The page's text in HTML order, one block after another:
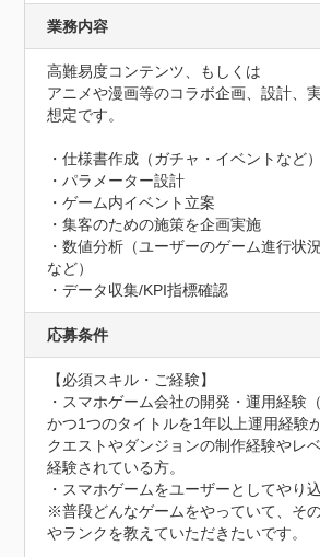
業務内容
高難易度コンテンツ、もしくは
アニメや漫画等のコラボ企画、設計、
想定です。
・仕様書作成（ガチャ・イベントなど）
・パラメーター設計
・ゲーム内イベント立案
・集客のための施策を企画実施
・数値分析（ユーザーのゲーム進行状
など）
・データ収集/KPI指標確認
応募条件
【必須スキル・ご経験】
・スマホゲーム会社の開発・運用経験
かつ1つのタイトルを1年以上運用経験
クエストやダンジョンの制作経験やレ
経験されている方。
・スマホゲームをユーザーとしてやり
※普段どんなゲームをやっていて、そ
やランクを教えていただきたいです。